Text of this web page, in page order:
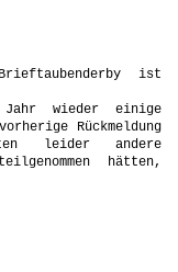
ist
Jahr wieder einige
Rückmeldung
leider andere
hätten,